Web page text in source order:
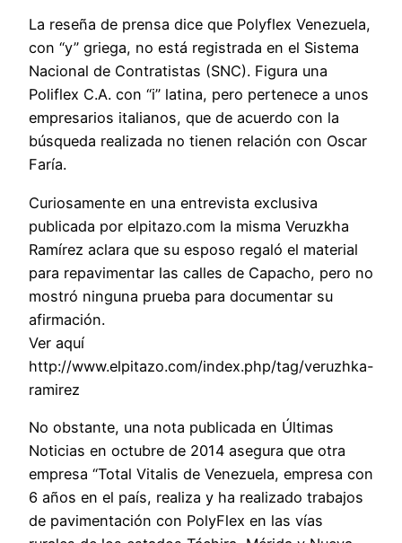
La reseña de prensa dice que Polyflex Venezuela,
con “y” griega, no está registrada en el Sistema
Nacional de Contratistas (SNC). Figura una
Poliflex C.A. con “i” latina, pero pertenece a unos
empresarios italianos, que de acuerdo con la
búsqueda realizada no tienen relación con Oscar
Faría.
Curiosamente en una entrevista exclusiva
publicada por elpitazo.com la misma Veruzkha
Ramírez aclara que su esposo regaló el material
para repavimentar las calles de Capacho, pero no
mostró ninguna prueba para documentar su
afirmación.
Ver aquí
http://www.elpitazo.com/index.php/tag/veruzhka-
ramirez
No obstante, una nota publicada en Últimas
Noticias en octubre de 2014 asegura que otra
empresa “Total Vitalis de Venezuela, empresa con
6 años en el país, realiza y ha realizado trabajos
de pavimentación con PolyFlex en las vías